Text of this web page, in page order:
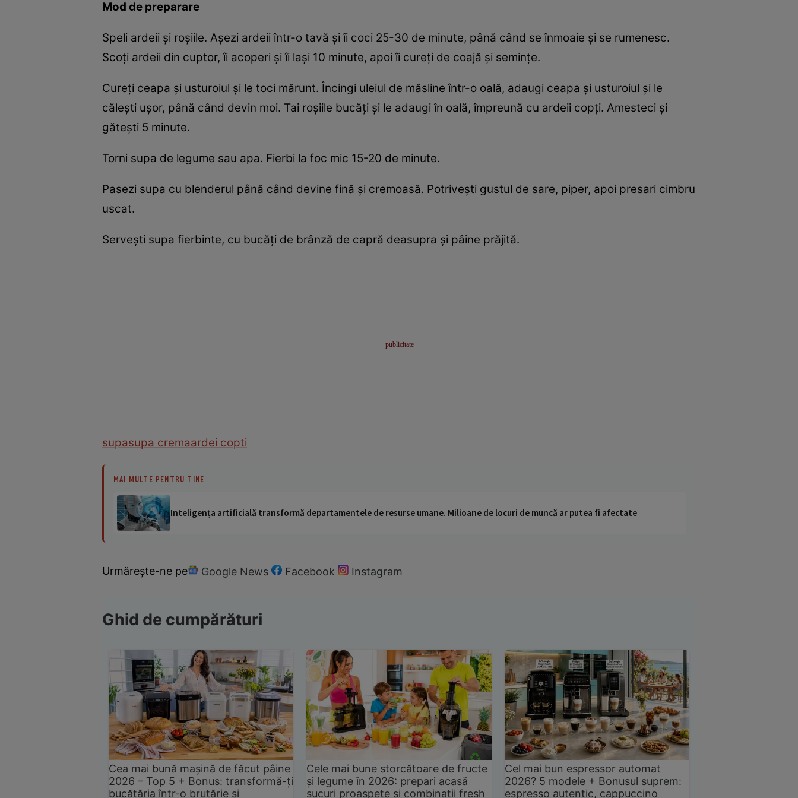
Mod de preparare
Speli ardeii și roșiile. Așezi ardeii într-o tavă și îi coci 25-30 de minute, până când se înmoaie și se rumenesc.
Scoți ardeii din cuptor, îi acoperi și îi lași 10 minute, apoi îi cureți de coajă și semințe.
Cureți ceapa și usturoiul și le toci mărunt. Încingi uleiul de măsline într-o oală, adaugi ceapa și usturoiul și le
călești ușor, până când devin moi. Tai roșiile bucăți și le adaugi în oală, împreună cu ardeii copți. Amesteci și
gătești 5 minute.
Torni supa de legume sau apa. Fierbi la foc mic 15-20 de minute.
Pasezi supa cu blenderul până când devine fină și cremoasă. Potrivești gustul de sare, piper, apoi presari cimbru
uscat.
Servești supa fierbinte, cu bucăți de brânză de capră deasupra și pâine prăjită.
supasupa cremaardei copti
MAI MULTE PENTRU TINE
Inteligența artificială transformă departamentele de resurse umane. Milioane de locuri de muncă ar putea fi afectate
Urmărește-ne pe Google News Facebook Instagram
Ghid de cumpărături
Cea mai bună mașină de făcut pâine
2026 – Top 5 + Bonus: transformă-ți
bucătăria într-o brutărie și
Cele mai bune storcătoare de fructe
și legume în 2026: prepari acasă
sucuri proaspete și combinații fresh
Cel mai bun espressor automat
2026? 5 modele + Bonusul suprem:
espresso autentic, cappuccino